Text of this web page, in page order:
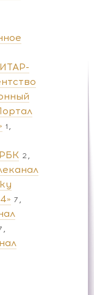
1
РБК 2
7